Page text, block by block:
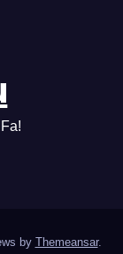
by Themeansar.